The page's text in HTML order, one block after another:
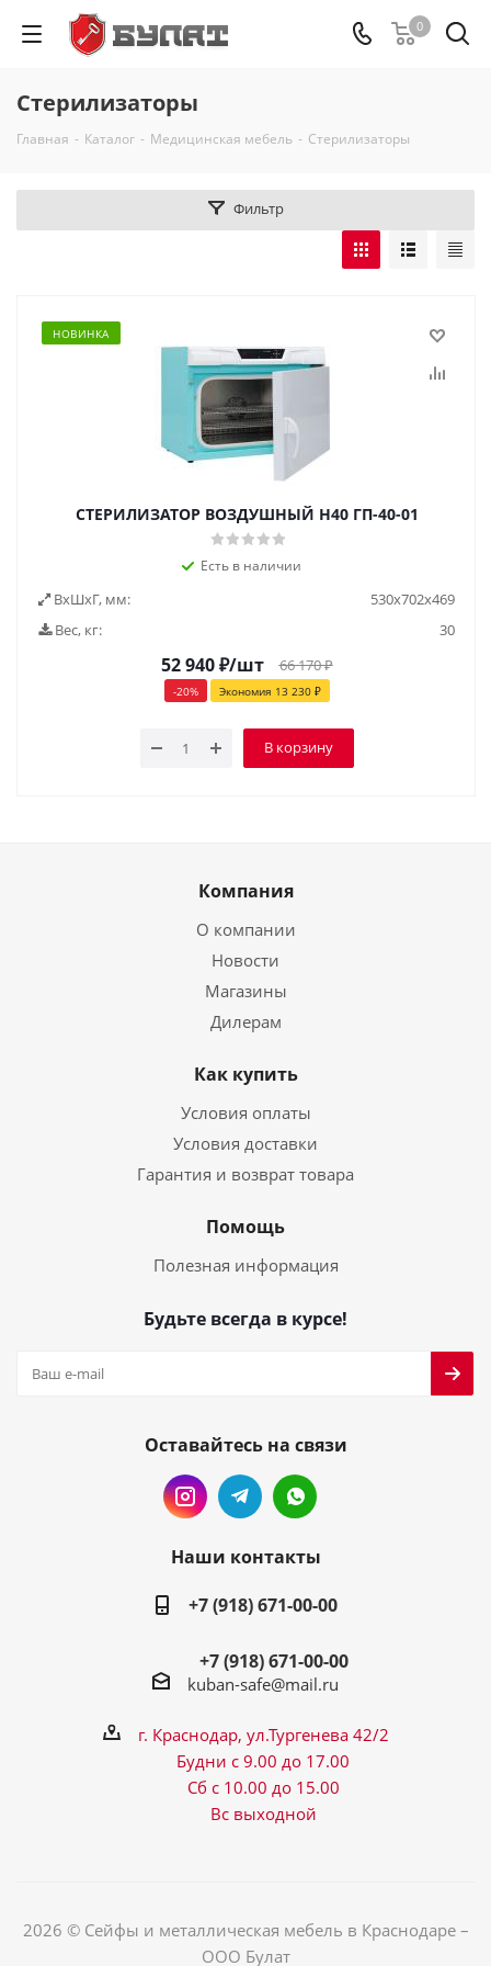
0
Стерилизаторы
Главная - Каталог - Медицинская мебель - Стерилизаторы
Фильтр
НОВИНКА
СТЕРИЛИЗАТОР ВОЗДУШНЫЙ Н40 ГП-40-01
Есть в наличии
ВxШxГ, мм:
530x702x469
Вес, кг:
30
52 940₽/шт 66 170₽
-20% Экономия 13 230₽
В корзину
Компания
О компании
Новости
Магазины
Дилерам
Как купить
Условия оплаты
Условия доставки
Гарантия и возврат товара
Помощь
Полезная информация
Будьте всегда в курсе!
Оставайтесь на связи
Наши контакты
+7 (918) 671-00-00
+7 (918) 671-00-00
kuban-safe@mail.ru
г. Краснодар, ул.Тургенева 42/2
Будни с 9.00 до 17.00
Сб с 10.00 до 15.00
Вс выходной
2026 © Сейфы и металлическая мебель в Краснодаре –
ООО Булат